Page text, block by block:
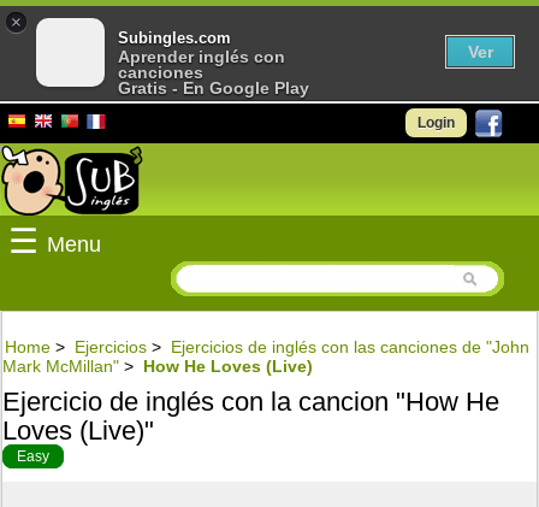
Login
☰ Menu
Home > Ejercicios > Ejercicios de inglés con las canciones de "John
Mark McMillan" > How He Loves (Live)
Ejercicio de inglés con la cancion "How He
Loves (Live)"
Easy
×
Subingles.com
Aprender inglés con
canciones
Gratis - En Google Play
Ver